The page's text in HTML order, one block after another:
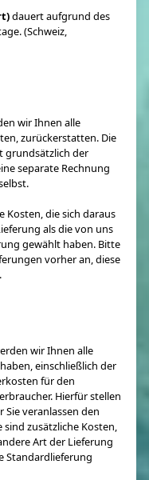
dauert aufgrund des
(Schweiz,
wir Ihnen alle
zurückerstatten. Die
grundsätzlich der
separate Rechnung
Kosten, die sich daraus
als die von uns
gewählt haben. Bitte
vorher an, diese
wir Ihnen alle
einschließlich der
für den
Hierfür stellen
veranlassen den
sind zusätzliche Kosten,
Art der Lieferung
Standardlieferung